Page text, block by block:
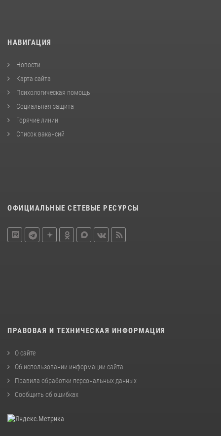
НАВИГАЦИЯ
Новости
Карта сайта
Психологическая помощь
Социальная защита
Горячие линии
Список вакансий
ОФИЦИАЛЬНЫЕ СЕТЕВЫЕ РЕСУРСЫ
ПРАВОВАЯ И ТЕХНИЧЕСКАЯ ИНФОРМАЦИЯ
О сайте
Об использовании информации сайта
Правила обработки персональных данных
Сообщить об ошибках